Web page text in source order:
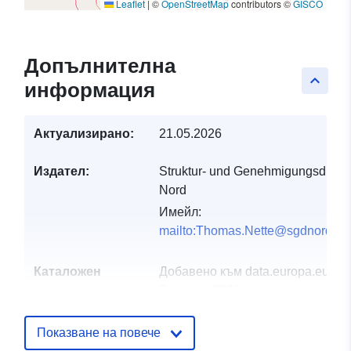
Leaflet | ©OpenStreetMapcontributors ©GISCO
keyboard_arrow_up
Допълнителна
информация
Актуализирано: 21.05.2026
Издател:
Struktur- und
Nord
Имейл:
Каталожен
Добавено към data.europa.eu:
04 August 2026
Показване на повече